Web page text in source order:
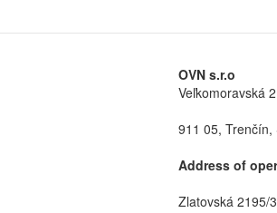
OVN s.r.o
Veľkomoravská
911 05, Trenčín,
Address of
Zlatovská 2195/